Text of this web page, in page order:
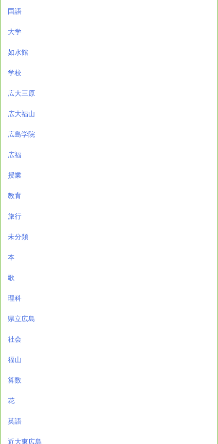
国語
大学
如水館
学校
広大三原
広大福山
広島学院
広福
授業
教育
旅行
未分類
本
歌
理科
県立広島
社会
福山
算数
花
英語
近大東広島